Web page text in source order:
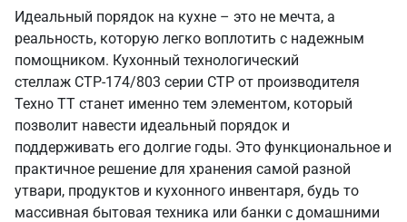
Идеальный порядок на кухне – это не мечта, а
реальность, которую легко воплотить с надежным
помощником. Кухонный технологический
стеллаж СТР-174/803 серии СТР от производителя
Техно ТТ станет именно тем элементом, который
позволит навести идеальный порядок и
поддерживать его долгие годы. Это функциональное и
практичное решение для хранения самой разной
утвари, продуктов и кухонного инвентаря, будь то
массивная бытовая техника или банки с домашними